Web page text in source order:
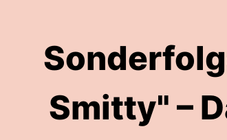
Smitty" –